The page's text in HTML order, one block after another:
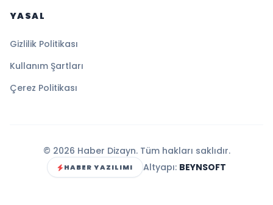
YASAL
Gizlilik Politikası
Kullanım Şartları
Çerez Politikası
© 2026 Haber Dizayn. Tüm hakları saklıdır.
HABER YAZILIMI Altyapı: BEYNSOFT